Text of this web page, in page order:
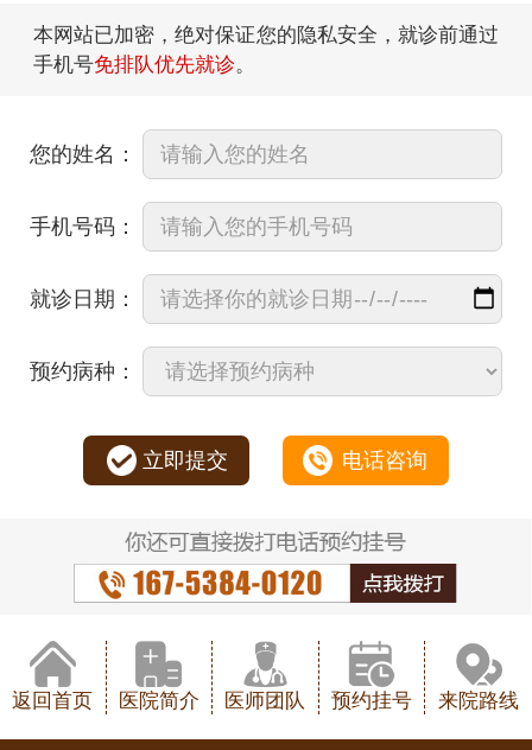
本网站已加密，绝对保证您的隐私安全，就诊前通过
手机号免排队优先就诊。
您的姓名：
手机号码：
就诊日期：
预约病种：
立即提交 电话咨询
返回首页 医院简介 医师团队 预约挂号 来院路线